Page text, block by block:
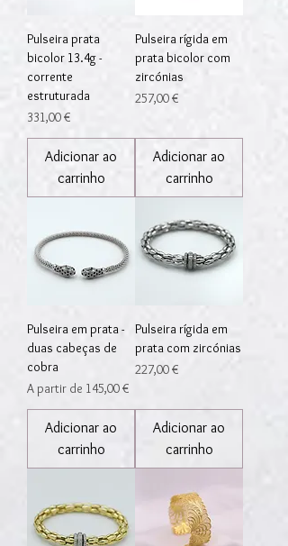
Pulseira prata
bicolor 13.4g -
corrente
estruturada
Preço
331,00 €
Adicionar ao
carrinho
Pulseira rígida em
prata bicolor com
zircónias
Preço
257,00 €
Adicionar ao
carrinho
Pulseira em prata -
duas cabeças de
cobra
A partir de 145,00 €
Preço promocional
Adicionar ao
carrinho
Pulseira rígida em
prata com zircónias
Preço
227,00 €
Adicionar ao
carrinho